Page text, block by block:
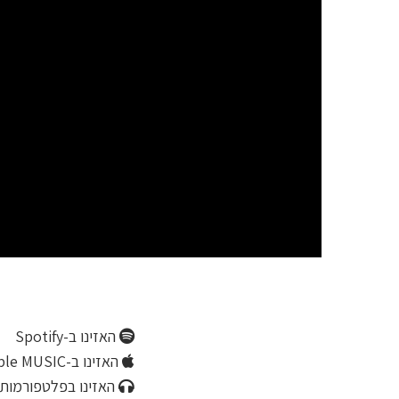
האזינו ב-Spotify
האזינו ב-Apple MUSIC
האזינו